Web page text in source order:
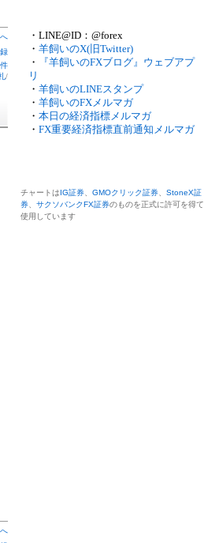
/
・LINE@ID：@forex
・ 羊飼いのX(旧Twitter)
・
『羊飼いのFXブログ』ウェブアプ
リ
・ 羊飼いのLINEスタンプ
・ 羊飼いのFXメルマガ
・ 本日の経済指標メルマガ
・ FX重要経済指標直前通知メルマガ
チャートはIG証券 GMOクリック証券
StoneX証
券
サクソバンクFX証券のものを正式に許可を得て
使用しています